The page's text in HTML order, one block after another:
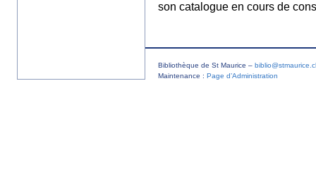
son catalogue en cours de
Bibliothèque de St Maurice –
Maintenance : Page d’Administration